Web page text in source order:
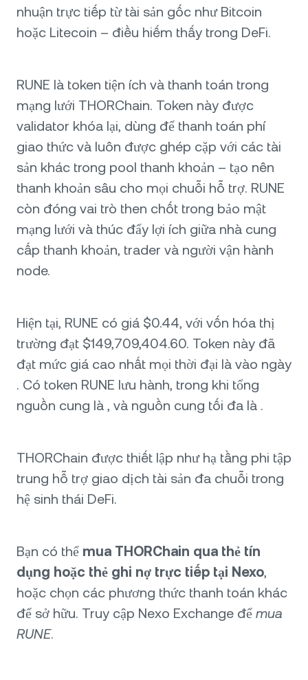
nhuận trực tiếp từ tài sản gốc như Bitcoin
hoặc Litecoin – điều hiếm thấy trong DeFi.
RUNE là token tiện ích và thanh toán trong
mạng lưới THORChain. Token này được
validator khóa lại, dùng để thanh toán phí
giao thức và luôn được ghép cặp với các tài
sản khác trong pool thanh khoản – tạo nên
thanh khoản sâu cho mọi chuỗi hỗ trợ. RUNE
còn đóng vai trò then chốt trong bảo mật
mạng lưới và thúc đẩy lợi ích giữa nhà cung
cấp thanh khoản, trader và người vận hành
node.
Hiện tại, RUNE có giá $0.44, với vốn hóa thị
trường đạt $149,709,404.60. Token này đã
đạt mức giá cao nhất mọi thời đại là vào ngày
. Có token RUNE lưu hành, trong khi tổng
nguồn cung là , và nguồn cung tối đa là .
THORChain được thiết lập như hạ tầng phi tập
trung hỗ trợ giao dịch tài sản đa chuỗi trong
hệ sinh thái DeFi.
Bạn có thể mua THORChain qua thẻ tín
dụng hoặc thẻ ghi nợ trực tiếp tại Nexo,
hoặc chọn các phương thức thanh toán khác
để sở hữu. Truy cập Nexo Exchange để mua
RUNE.